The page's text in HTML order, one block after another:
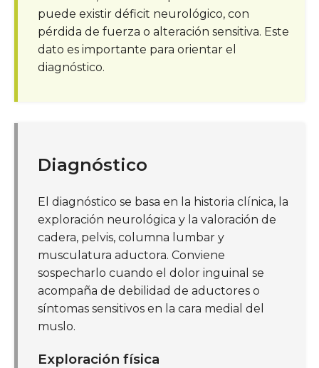
puede existir déficit neurológico, con
pérdida de fuerza o alteración sensitiva. Este
dato es importante para orientar el
diagnóstico.
Diagnóstico
El diagnóstico se basa en la historia clínica, la
exploración neurológica y la valoración de
cadera, pelvis, columna lumbar y
musculatura aductora. Conviene
sospecharlo cuando el dolor inguinal se
acompaña de debilidad de aductores o
síntomas sensitivos en la cara medial del
muslo.
Exploración física